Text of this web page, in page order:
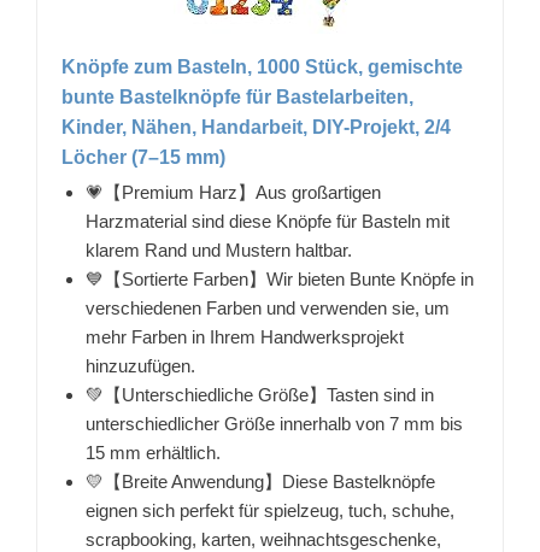
Knöpfe zum Basteln, 1000 Stück, gemischte
bunte Bastelknöpfe für Bastelarbeiten,
Kinder, Nähen, Handarbeit, DIY-Projekt, 2/4
Löcher (7–15 mm)
💗【Premium Harz】Aus großartigen
Harzmaterial sind diese Knöpfe für Basteln mit
klarem Rand und Mustern haltbar.
💙【Sortierte Farben】Wir bieten Bunte Knöpfe in
verschiedenen Farben und verwenden sie, um
mehr Farben in Ihrem Handwerksprojekt
hinzuzufügen.
💚【Unterschiedliche Größe】Tasten sind in
unterschiedlicher Größe innerhalb von 7 mm bis
15 mm erhältlich.
💛【Breite Anwendung】Diese Bastelknöpfe
eignen sich perfekt für spielzeug, tuch, schuhe,
scrapbooking, karten, weihnachtsgeschenke,